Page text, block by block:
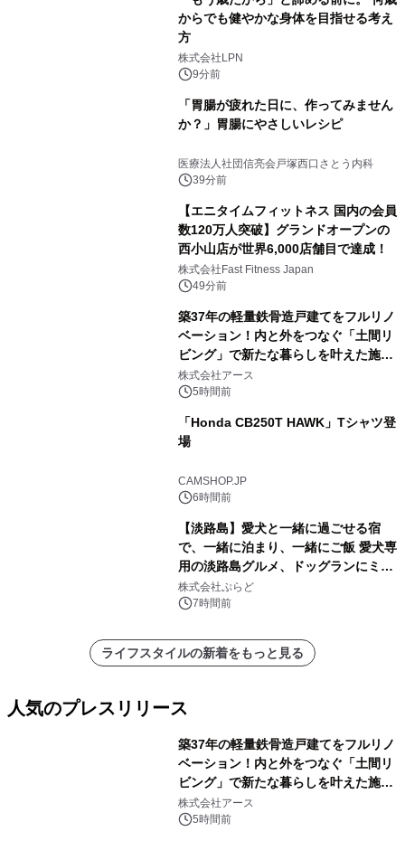
からでも健やかな身体を目指せる考え
方
株式会社LPN
9分前
「胃腸が疲れた日に、作ってみません
か？」胃腸にやさしいレシピ
医療法人社団信亮会戸塚西口さとう内科
39分前
【エニタイムフィットネス 国内の会員
数120万人突破】グランドオープンの
西小山店が世界6,000店舗目で達成！
株式会社Fast Fitness Japan
49分前
築37年の軽量鉄骨造戸建てをフルリノ
ベーション！内と外をつなぐ「土間リ
ビング」で新たな暮らしを叶えた施工
事例を株式会社アースが公開
株式会社アース
5時間前
「Honda CB250T HAWK」Tシャツ登
場
CAMSHOP.JP
6時間前
【淡路島】愛犬と一緒に過ごせる宿
で、一緒に泊まり、一緒にご飯 愛犬専
用の淡路島グルメ、ドッグランにミニ
プール グランピングとトレーラーハウ
スの2施設で
株式会社ぷらど
7時間前
ライフスタイルの新着をもっと見る
人気のプレスリリース
築37年の軽量鉄骨造戸建てをフルリノ
ベーション！内と外をつなぐ「土間リ
ビング」で新たな暮らしを叶えた施工
事例を株式会社アースが公開
株式会社アース
5時間前